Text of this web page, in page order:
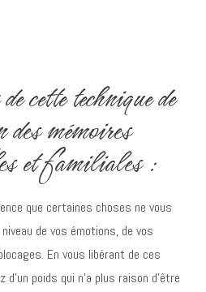
cette technique de
mémoires
et familiales :
que certaines choses ne vous
de vos émotions, de vos
En vous libérant de ces
poids qui n’a plus raison d’être